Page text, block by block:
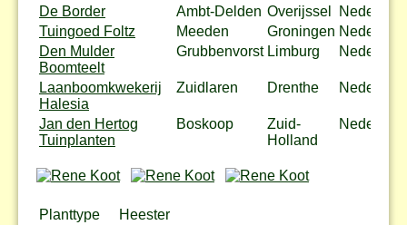
De Border Ambt-Delden Overijssel
Nederland
Tuingoed Foltz
Meeden Groningen Nederland
Den Mulder
Boomteelt
Grubbenvorst Limburg Nederland
Laanboomkwekerij
Halesia
Zuidlaren Drenthe Nederland
Jan den Hertog
Tuinplanten
Boskoop
Zuid-
Holland
Nederland
Planttype
Heester